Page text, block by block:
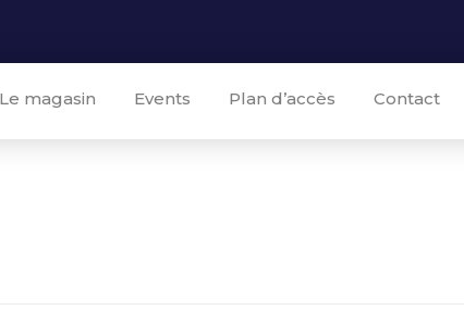
Le magasin Events Plan d’accès Contact